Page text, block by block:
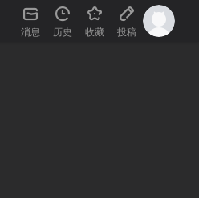
消息 历史 收藏 投稿